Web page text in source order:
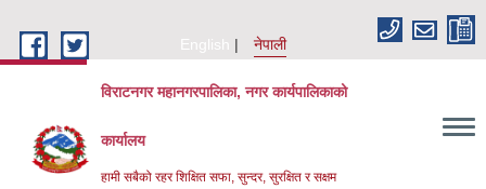
English
नेपाली
विराटनगर महानगरपालिका, नगर कार्यपालिकाको
कार्यालय
हामी सबैको रहर शिक्षित सफा, सुन्दर, सुरक्षित र सक्षम